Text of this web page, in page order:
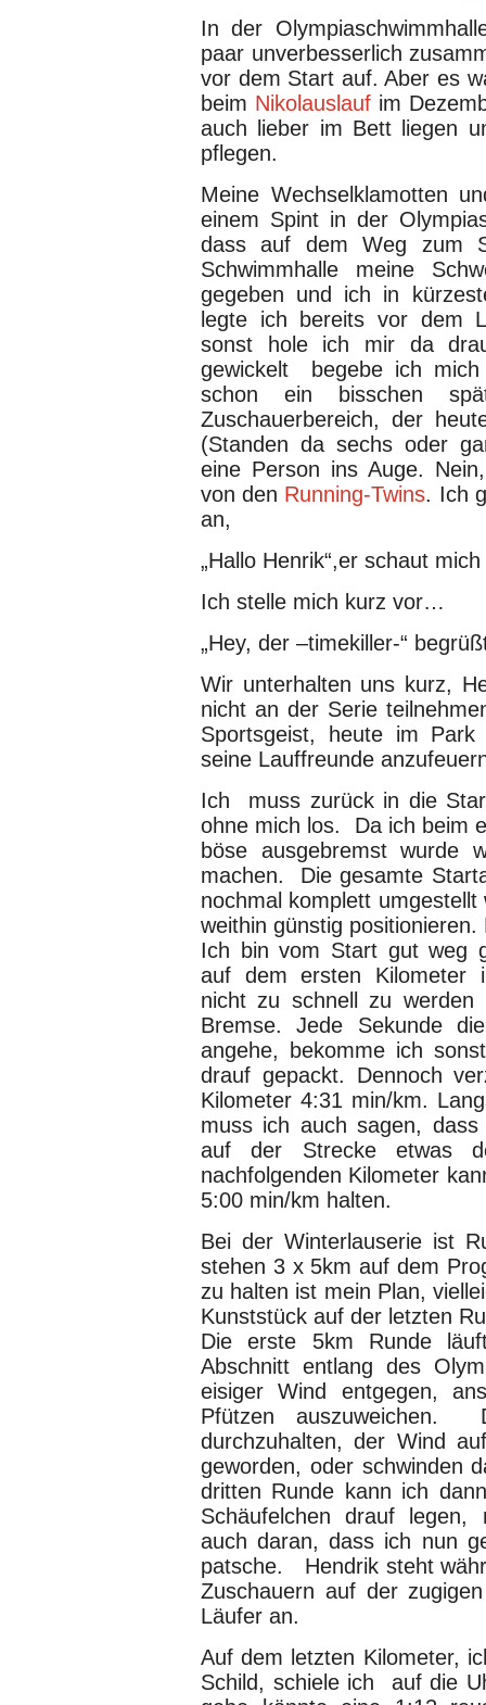
In der
paar unverbesserlich
vor dem Start auf. Aber es
beim Nikolauslauf im
auch lieber im Bett liegen
pflegen.
Meine Wechselklamotten
einem Spint in der
dass auf dem Weg zum
Schwimmhalle meine
gegeben und ich in
legte ich bereits vor dem
sonst hole ich mir da
gewickelt begebe ich
schon ein bisschen
Zuschauerbereich, der
(Standen da sechs oder
eine Person ins Auge.
von den Running-Twins. Ich
an,
„Hallo Henrik“,er schaut
Ich stelle mich kurz vor…
„Hey, der –timekiller-“
Wir unterhalten uns kurz,
nicht an der Serie
Sportsgeist, heute im
seine Lauffreunde
Ich muss zurück in die
ohne mich los. Da ich beim
böse ausgebremst wurde
machen. Die gesamte
nochmal komplett
weithin günstig
Ich bin vom Start gut weg
auf dem ersten Kilometer
nicht zu schnell zu
Bremse. Jede Sekunde
angehe, bekomme ich
drauf gepackt. Dennoch
Kilometer 4:31 min/km.
muss ich auch sagen,
auf der Strecke etwas
nachfolgenden Kilometer
5:00 min/km halten.
Bei der Winterlauserie ist
stehen 3 x 5km auf dem
zu halten ist mein Plan,
Kunststück auf der letzten
Die erste 5km Runde
Abschnitt entlang des
eisiger Wind entgegen,
Pfützen
durchzuhalten, der Wind
geworden, oder schwinden
dritten Runde kann ich
Schäufelchen drauf legen,
auch daran, dass ich nun
patsche. Hendrik steht
Zuschauern auf der
Läufer an.
Auf dem letzten Kilometer,
Schild, schiele ich auf die